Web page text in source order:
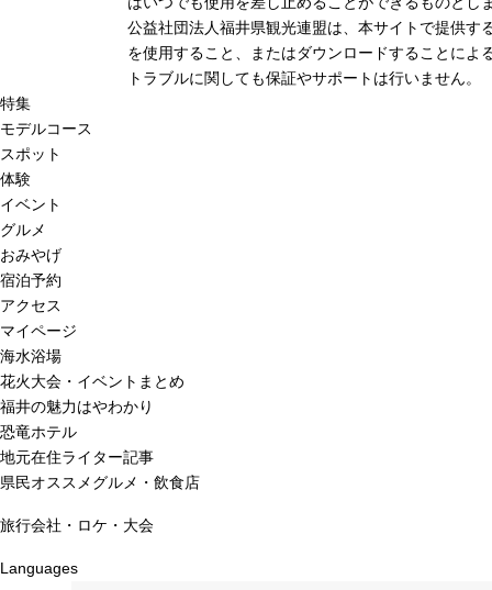
公益社団法人福井県観光連盟は、本サイトで提供す
を使用すること、またはダウンロードすることによ
トラブルに関しても保証やサポートは行いません。
特集
モデルコース
スポット
体験
イベント
グルメ
おみやげ
宿泊予約
アクセス
マイページ
海水浴場
花火大会・イベントまとめ
福井の魅力はやわかり
恐竜ホテル
地元在住ライター記事
県民オススメグルメ・飲食店
旅行会社・ロケ・大会
Languages